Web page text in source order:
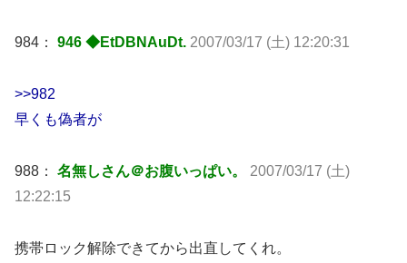
984： 946 ◆EtDBNAuDt. 2007/03/17 (土) 12:20:31
>>982
早くも偽者が
988： 名無しさん＠お腹いっぱい。 2007/03/17 (土)
12:22:15
携帯ロック解除できてから出直してくれ。